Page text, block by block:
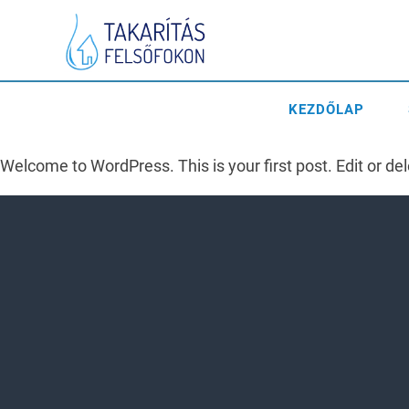
KEZDŐLAP
Welcome to WordPress. This is your first post. Edit or